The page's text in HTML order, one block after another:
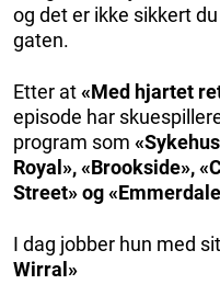
og det er ikke sikkert
gaten.
Etter at«Med hjartet
episode har
program som
Royal», «Brookside»,
Street» og
I dag jobber hun med
Wirral»